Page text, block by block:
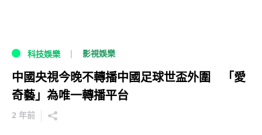
科技娛樂 影視娛樂
中國央視今晚不轉播中國足球世盃外圍 「愛
奇藝」為唯一轉播平台
2 年前